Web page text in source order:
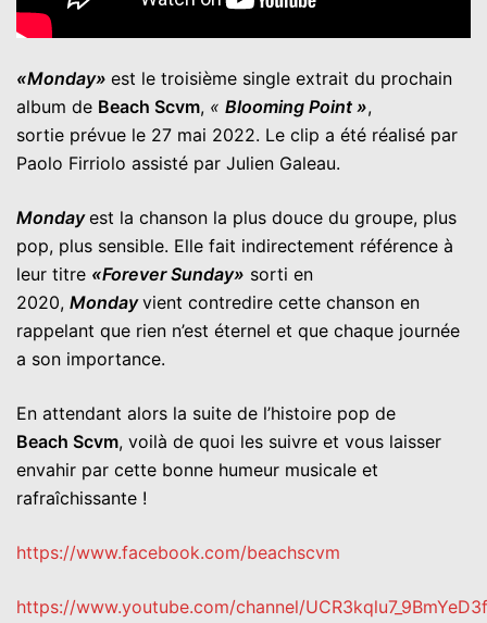
«Monday» est le troisième single extrait du prochain
album de Beach Scvm, « Blooming Point »,
sortie prévue le 27 mai 2022. Le clip a été réalisé par
Paolo Firriolo assisté par Julien Galeau.
Mondayest la chanson la plus douce du groupe, plus
pop, plus sensible. Elle fait indirectement référence à
leur titre «Forever Sunday» sorti en
2020, Mondayvient contredire cette chanson en
rappelant que rien n’est éternel et que chaque journée
a son importance.
En attendant alors la suite de l’histoire pop de
Beach Scvm, voilà de quoi les suivre et vous laisser
envahir par cette bonne humeur musicale et
rafraîchissante !
https://www.facebook.com/beachscvm
https://www.youtube.com/channel/